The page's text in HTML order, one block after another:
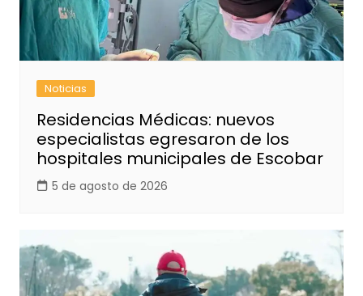
Noticias
Residencias Médicas: nuevos
especialistas egresaron de los
hospitales municipales de Escobar
5 de agosto de 2026